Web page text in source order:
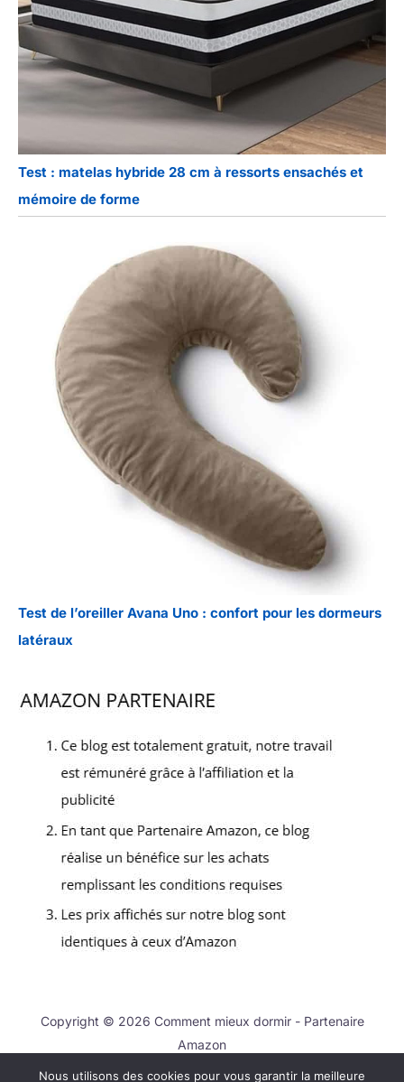
Test : matelas hybride 28 cm à ressorts ensachés et
mémoire de forme
Test de l’oreiller Avana Uno : confort pour les dormeurs
latéraux
Copyright © 2026 Comment mieux dormir - Partenaire
Amazon
Contact
Nous utilisons des cookies pour vous garantir la meilleure